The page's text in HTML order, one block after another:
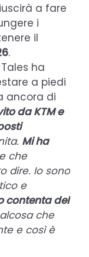
a fare
i
il
.
ha
a piedi
ancora di
da KTM e
Mi ha
che
dire. Io sono
e
contenta del
che
e così è